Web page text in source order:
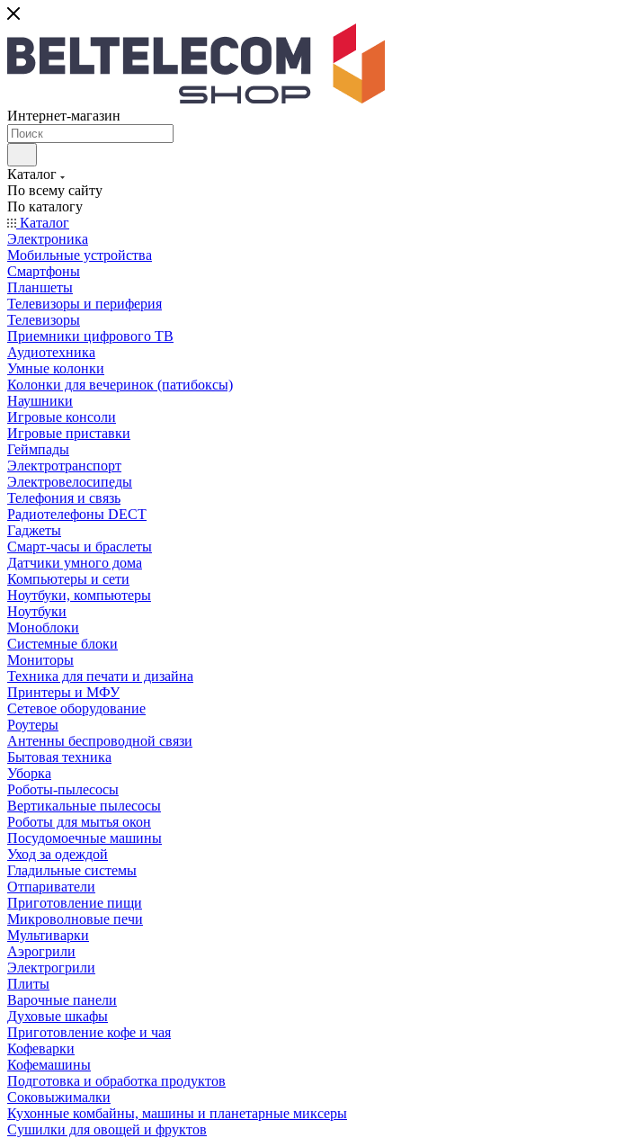
Интернет-магазин
Каталог
По всему сайту
По каталогу
Каталог
Электроника
Мобильные устройства
Смартфоны
Планшеты
Телевизоры и периферия
Телевизоры
Приемники цифрового ТВ
Аудиотехника
Умные колонки
Колонки для вечеринок (патибоксы)
Наушники
Игровые консоли
Игровые приставки
Геймпады
Электротранспорт
Электровелосипеды
Телефония и связь
Радиотелефоны DECT
Гаджеты
Смарт-часы и браслеты
Датчики умного дома
Компьютеры и сети
Ноутбуки, компьютеры
Ноутбуки
Моноблоки
Системные блоки
Мониторы
Техника для печати и дизайна
Принтеры и МФУ
Сетевое оборудование
Роутеры
Антенны беспроводной связи
Бытовая техника
Уборка
Роботы-пылесосы
Вертикальные пылесосы
Роботы для мытья окон
Посудомоечные машины
Уход за одеждой
Гладильные системы
Отпариватели
Приготовление пищи
Микроволновые печи
Мультиварки
Аэрогрили
Электрогрили
Плиты
Варочные панели
Духовые шкафы
Приготовление кофе и чая
Кофеварки
Кофемашины
Подготовка и обработка продуктов
Соковыжималки
Кухонные комбайны, машины и планетарные миксеры
Сушилки для овощей и фруктов